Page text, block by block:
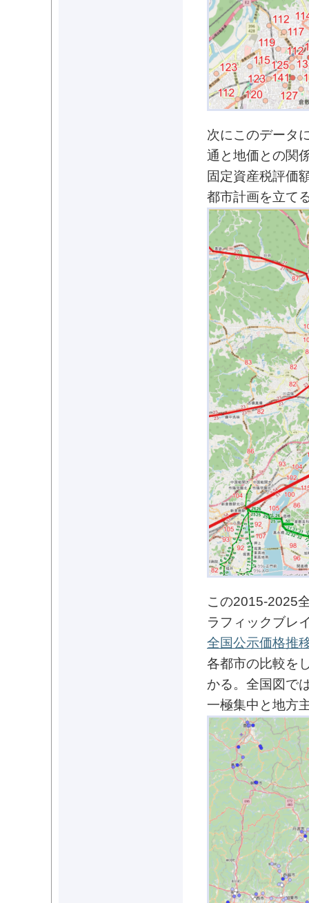
次にこのデータ
通と地価との関
固定資産税評価
都市計画を立て
この2015-2025
ラフィックブレ
全国公示価格推
各都市の比較を
かる。全国図で
一極集中と地方